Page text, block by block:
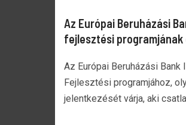
Az Európai Beruházási
fejlesztési programjának
Az Európai Beruházási
Fejlesztési programjához,
jelentkezését várja, aki